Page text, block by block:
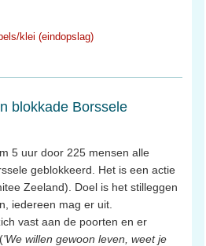
klei (eindopslag)
blokkade Borssele
5 uur door 225 mensen alle
geblokkeerd. Het is een actie
Zeeland). Doel is het stilleggen
iedereen mag er uit.
vast aan de poorten en er
'We willen gewoon leven, weet je